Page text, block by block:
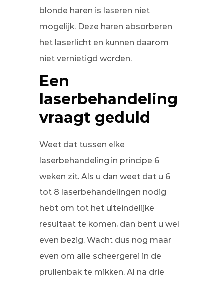
blonde haren is laseren niet
mogelijk. Deze haren absorberen
het laserlicht en kunnen daarom
niet vernietigd worden.
Een
laserbehandeling
vraagt geduld
Weet dat tussen elke
laserbehandeling in principe 6
weken zit. Als u dan weet dat u 6
tot 8 laserbehandelingen nodig
hebt om tot het uiteindelijke
resultaat te komen, dan bent u wel
even bezig. Wacht dus nog maar
even om alle scheergerei in de
prullenbak te mikken. Al na drie